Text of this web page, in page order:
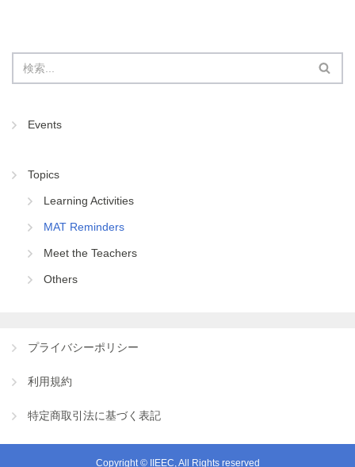
Events
Topics
Learning Activities
MAT Reminders
Meet the Teachers
Others
プライバシーポリシー
利用規約
特定商取引法に基づく表記
Copyright © IIEEC, All Rights reserved